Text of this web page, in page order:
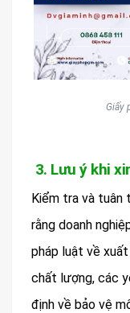
Giấy
3. Lưu ý khi
Kiểm tra và tuân
rằng doanh
pháp luật về
chất lượng, các
định về bảo vệ